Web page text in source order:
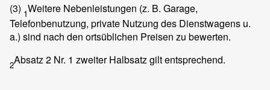
(3) 1Weitere Nebenleistungen (z. B. Garage,
Telefonbenutzung, private Nutzung des Dienstwagens u.
a.) sind nach den ortsüblichen Preisen zu bewerten.
2Absatz 2 Nr. 1 zweiter Halbsatz gilt entsprechend.